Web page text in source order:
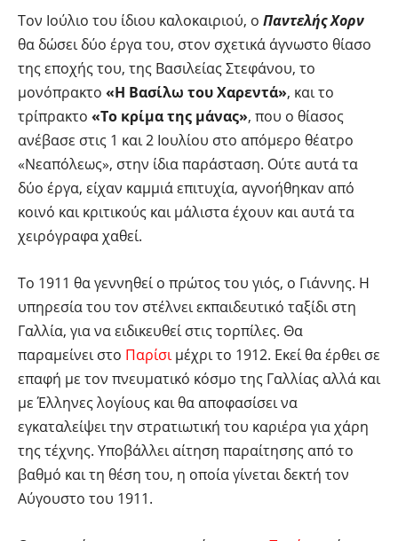
Τον Ιούλιο του ίδιου καλοκαιριού, ο Παντελής Χορν
θα δώσει δύο έργα του, στον σχετικά άγνωστο θίασο
της εποχής του, της Βασιλείας Στεφάνου, το
μονόπρακτο «Η Βασίλω του Χαρεντά», και το
τρίπρακτο «Το κρίμα της μάνας», που ο θίασος
ανέβασε στις 1 και 2 Ιουλίου στο απόμερο θέατρο
«Νεαπόλεως», στην ίδια παράσταση. Ούτε αυτά τα
δύο έργα, είχαν καμμιά επιτυχία, αγνοήθηκαν από
κοινό και κριτικούς και μάλιστα έχουν και αυτά τα
χειρόγραφα χαθεί.
Το 1911 θα γεννηθεί ο πρώτος του γιός, ο Γιάννης. Η
υπηρεσία του τον στέλνει εκπαιδευτικό ταξίδι στη
Γαλλία, για να ειδικευθεί στις τορπίλες. Θα
παραμείνει στο Παρίσιμέχρι το 1912. Εκεί θα έρθει σε
επαφή με τον πνευματικό κόσμο της Γαλλίας αλλά και
με Έλληνες λογίους και θα αποφασίσει να
εγκαταλείψει την στρατιωτική του καριέρα για χάρη
της τέχνης. Υποβάλλει αίτηση παραίτησης από το
βαθμό και τη θέση του, η οποία γίνεται δεκτή τον
Αύγουστο του 1911.